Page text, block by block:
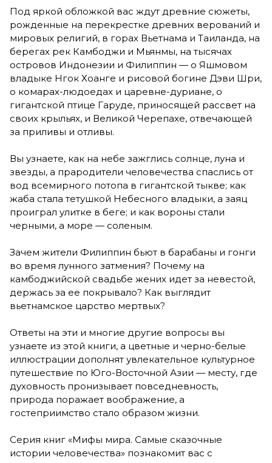
Под яркой обложкой вас ждут древние сюжеты,
рожденные на перекрестке древних верований и
мировых религий, в горах Вьетнама и Таиланда, на
берегах рек Камбоджи и Мьянмы, на тысячах
островов Индонезии и Филиппин — о Яшмовом
владыке Нгок Хоанге и рисовой богине Дэви Шри,
о комарах-людоедах и царевне-дуриане, о
гигантской птице Гаруде, приносящей рассвет на
своих крыльях, и Великой Черепахе, отвечающей
за приливы и отливы.
Вы узнаете, как на небе зажглись солнце, луна и
звезды, а прародители человечества спаслись от
вод всемирного потопа в гигантской тыкве; как
жаба стала тетушкой Небесного владыки, а заяц
проиграл улитке в беге; и как вороны стали
черными, а море — соленым.
Зачем жители Филиппин бьют в барабаны и гонги
во время лунного затмения? Почему на
камбоджийской свадьбе жених идет за невестой,
держась за ее покрывало? Как выглядит
вьетнамское царство мертвых?
Ответы на эти и многие другие вопросы вы
узнаете из этой книги, а цветные и черно-белые
иллюстрации дополнят увлекательное культурное
путешествие по Юго-Восточной Азии — месту, где
духовность пронизывает повседневность,
природа поражает воображение, а
гостеприимство стало образом жизни.
Серия книг «Мифы мира. Самые сказочные
истории человечества» познакомит вас с